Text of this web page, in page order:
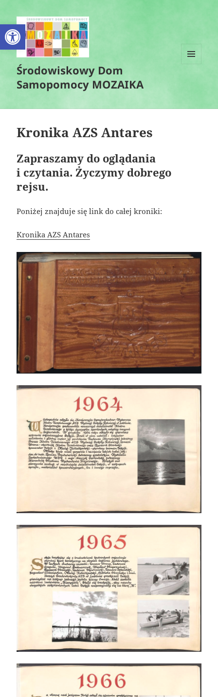
Otwórz pasek narzędzi
Środowiskowy Dom
Samopomocy MOZAIKA
Kronika AZS Antares
Zapraszamy do oglądania
i czytania. Życzymy dobrego
rejsu.
Poniżej znajduje się link do całej kroniki:
Kronika AZS Antares